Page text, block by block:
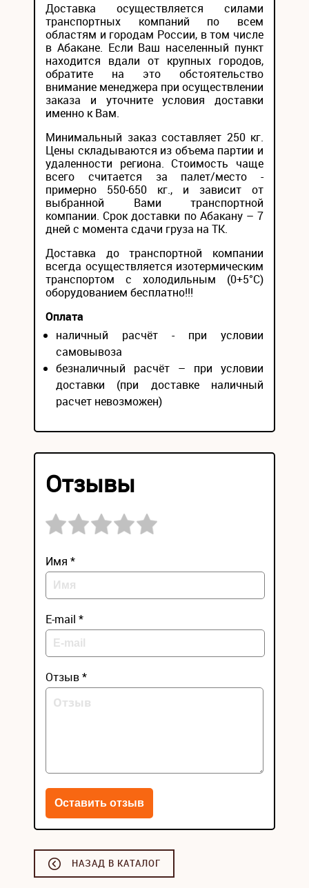
Доставка осуществляется силами
транспортных компаний по всем
областям и городам России, в том числе
в Абакане. Если Ваш населенный пункт
находится вдали от крупных городов,
обратите на это обстоятельство
внимание менеджера при осуществлении
заказа и уточните условия доставки
именно к Вам.
Минимальный заказ составляет 250 кг.
Цены складываются из объема партии и
удаленности региона. Стоимость чаще
всего считается за палет/место -
примерно 550-650 кг., и зависит от
выбранной Вами транспортной
компании. Срок доставки по Абакану – 7
дней с момента сдачи груза на ТК.
Доставка до транспортной компании
всегда осуществляется изотермическим
транспортом с холодильным (0+5°С)
оборудованием бесплатно!!!
Оплата
наличный расчёт - при условии
самовывоза
безналичный расчёт – при условии
доставки (при доставке наличный
расчет невозможен)
Отзывы
Имя *
E-mail *
Отзыв *
НАЗАД В КАТАЛОГ